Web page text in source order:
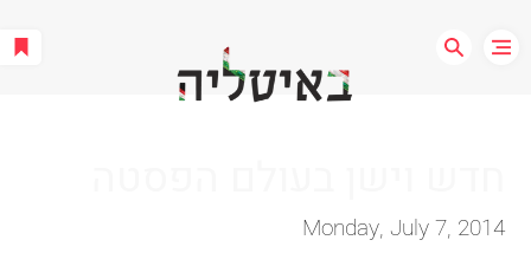
Monday, July 7, 2014